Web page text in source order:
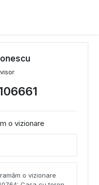
o vizionare